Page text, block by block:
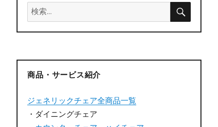
検
索:
検
商品・サービス紹介
ジェネリックチェア全商品一覧
・ダイニングチェア